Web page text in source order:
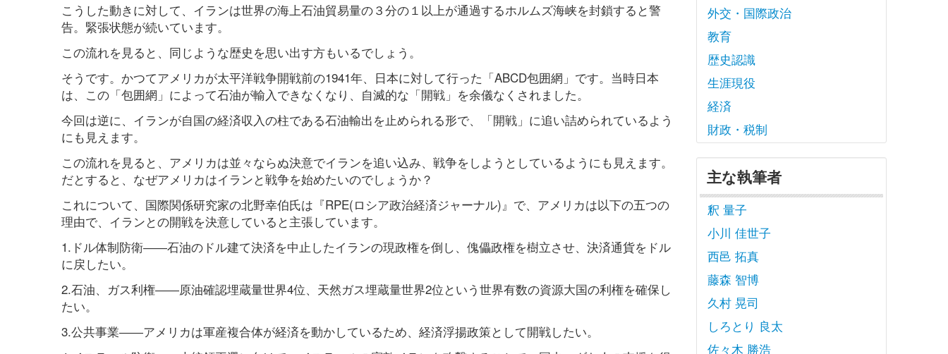
こうした動きに対して、イランは世界の海上石油貿易量の３分の１以上が通過するホルムズ海峡を封鎖すると警
告。緊張状態が続いています。
この流れを見ると、同じような歴史を思い出す方もいるでしょう。
そうです。かつてアメリカが太平洋戦争開戦前の1941年、日本に対して行った「ABCD包囲網」です。当時日本
は、この「包囲網」によって石油が輸入できなくなり、自滅的な「開戦」を余儀なくされました。
今回は逆に、イランが自国の経済収入の柱である石油輸出を止められる形で、「開戦」に追い詰められているよう
にも見えます。
この流れを見ると、アメリカは並々ならぬ決意でイランを追い込み、戦争をしようとしているようにも見えます。
だとすると、なぜアメリカはイランと戦争を始めたいのでしょうか？
これについて、国際関係研究家の北野幸伯氏は『RPE(ロシア政治経済ジャーナル)』で、アメリカは以下の五つの
理由で、イランとの開戦を決意していると主張しています。
1.ドル体制防衛――石油のドル建て決済を中止したイランの現政権を倒し、傀儡政権を樹立させ、決済通貨をドル
に戻したい。
2.石油、ガス利権――原油確認埋蔵量世界4位、天然ガス埋蔵量世界2位という世界有数の資源大国の利権を確保し
たい。
3.公共事業――アメリカは軍産複合体が経済を動かしているため、経済浮揚政策として開戦したい。
外交・国際政治
教育
歴史認識
生涯現役
経済
財政・税制
主な執筆者
釈 量子
小川 佳世子
西邑 拓真
藤森 智博
久村 晃司
しろとり 良太
佐々木 勝浩